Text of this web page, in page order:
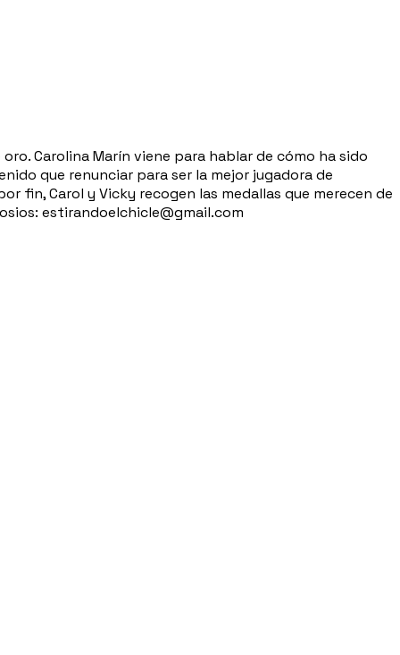
Carolina Marín viene para hablar de cómo ha sido
que renunciar para ser la mejor jugadora de
fin, Carol y Vicky recogen las medallas que merecen de
estirandoelchicle@gmail.com